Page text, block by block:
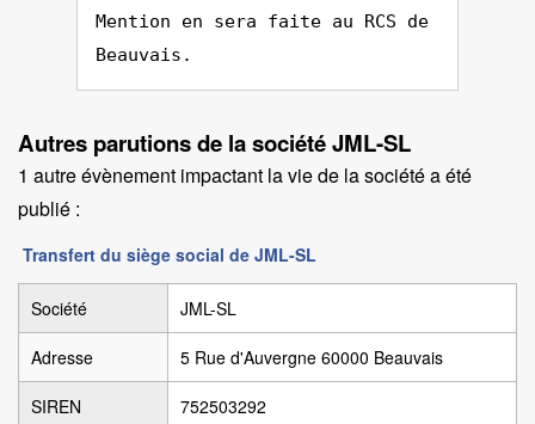
Mention en sera faite au RCS de
Beauvais.
Autres parutions de la société JML-SL
1 autre évènement impactant la vie de la société a été
publié :
Transfert du siège social de JML-SL
Société JML-SL
Adresse 5 Rue d'Auvergne 60000 Beauvais
SIREN 752503292